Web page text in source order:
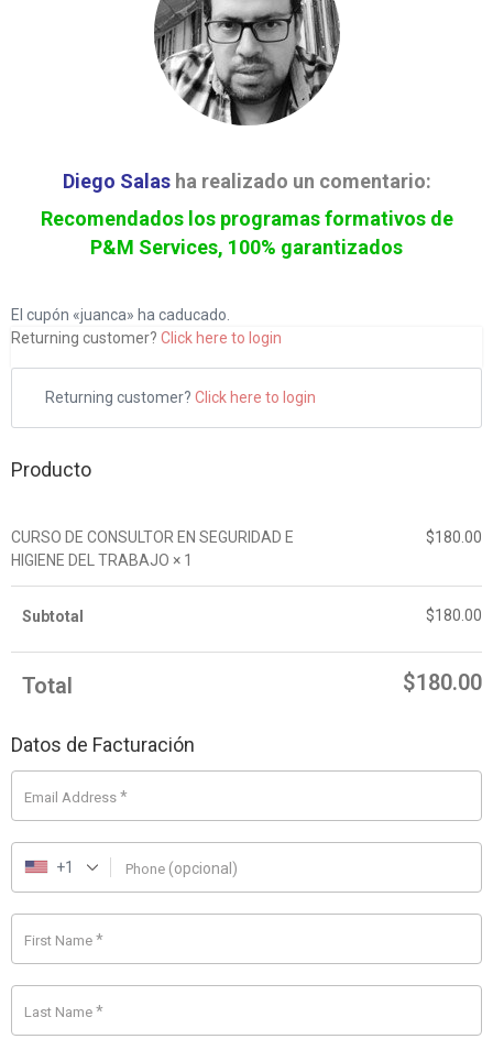
Diego Salas ha realizado un comentario:
Recomendados los programas formativos de
P&M Services, 100% garantizados
El cupón «juanca» ha caducado.
Returning customer? Click here to login
Returning customer? Click here to login
Producto
CURSO DE CONSULTOR EN SEGURIDAD E
HIGIENE DEL TRABAJO × 1
$180.00
Subtotal $180.00
Total $180.00
Datos de Facturación
Email Address *
Phone (opcional)
+1
First Name *
Last Name *